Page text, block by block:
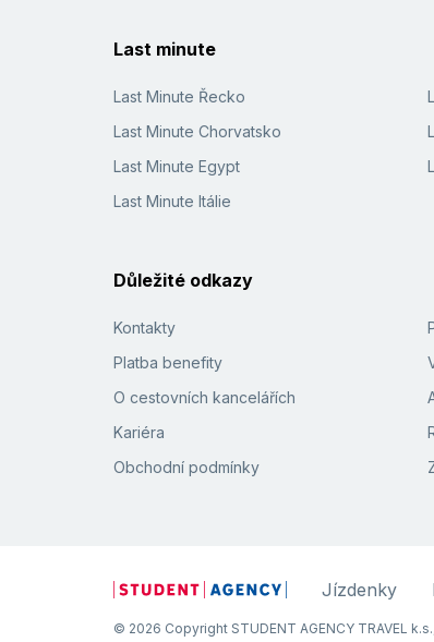
Last minute
Last Minute Řecko
Last Minute Chorvatsko
Last Minute Egypt
Last Minute Itálie
Důležité odkazy
Kontakty
Platba benefity
O cestovních kancelářích
Kariéra
Obchodní podmínky
Jízdenky
© 2026 Copyright STUDENT AGENCY TRAVEL